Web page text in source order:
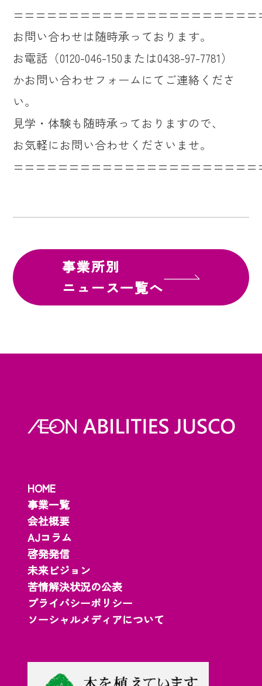
お問い合わせは随時承っております。
お電話（0120-046-150または0438-97-7781）
かお問い合わせフォームにてご連絡くださ
い。
見学・体験も随時承っておりますので、
お気軽にお問い合わせくださいませ。
事業所別
ニュース一覧へ
HOME
事業一覧
会社概要
AJコラム
啓発発信
未来ビジョン
苦情解決状況の公表
プライバシーポリシー
ソーシャルメディアについて